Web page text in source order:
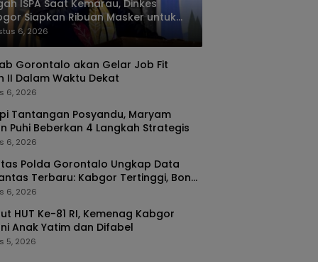
ISPA Saat Kemarau, Dinkes
Siapkan Ribuan Masker untuk
6, 2026
Gorontalo akan Gelar Job Fit
II Dalam Waktu Dekat
6, 2026
Tantangan Posyandu, Maryam
Puhi Beberkan 4 Langkah Strategis
6, 2026
Polda Gorontalo Ungkap Data
Terbaru: Kabgor Tertinggi, Bone
Paling Fatal
6, 2026
HUT Ke-81 RI, Kemenag Kabgor
Anak Yatim dan Difabel
5, 2026